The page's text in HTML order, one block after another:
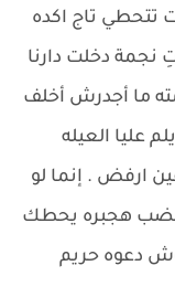
تتحطي تاج اكده
نجمة دخلت دارنا
ما أجدرش أخلف
عليا العيله
ارفض . إنما لو
هجبره يحطك
دعوه حريم